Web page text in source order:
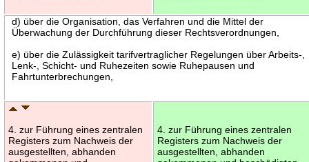
d) über die Organisation, das Verfahren und die Mittel der
Überwachung der Durchführung dieser Rechtsverordnungen,
e) über die Zulässigkeit tarifvertraglicher Regelungen über Arbeits-,
Lenk-, Schicht- und Ruhezeiten sowie Ruhepausen und
Fahrtunterbrechungen,
4. zur Führung eines zentralen
Registers zum Nachweis der
ausgestellten, abhanden
4. zur Führung eines zentralen
Registers zum Nachweis der
ausgestellten, abhanden